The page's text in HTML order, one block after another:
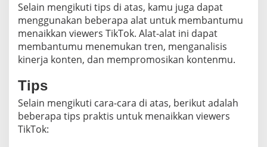
Selain mengikuti tips di atas, kamu juga dapat
menggunakan beberapa alat untuk membantumu
menaikkan viewers TikTok. Alat-alat ini dapat
membantumu menemukan tren, menganalisis
kinerja konten, dan mempromosikan kontenmu.
Tips
Selain mengikuti cara-cara di atas, berikut adalah
beberapa tips praktis untuk menaikkan viewers
TikTok: